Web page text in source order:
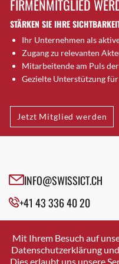
Brugg AG
Brütten
Bubendorf
Bubikon
Buchs (SG)
Bäretswil
Bülach
Cazis
Crissier
Davos Platz
Dierikon
Dietikon
FIRMENMITGLIED
STÄRKEN SIE IHRE
Ihr Unternehmen als
Zugang zu relevanten
Mitarbeitende am Puls
Gezielte Unterstützung
Jetzt Mitglied werden
INFO@SWISSICT.CH
+41 43 336 40 20
SWISSICT
VULKANSTRASSE 120
8048 ZURICH
Mit Ihrem Besuch auf
Datenschutzerklärung
Dies erlaubt uns unsere